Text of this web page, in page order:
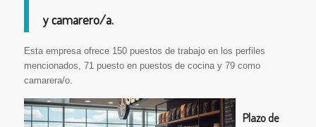
y camarero/a.
Esta empresa ofrece 150 puestos de trabajo en los perfiles
mencionados, 71 puesto en puestos de cocina y 79 como
camarera/o.
Plazo de